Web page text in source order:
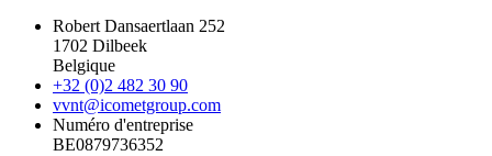
Robert Dansaertlaan 252
1702 Dilbeek
Belgique
+32 (0)2 482 30 90
vvnt@icometgroup.com
Numéro d'entreprise
BE0879736352